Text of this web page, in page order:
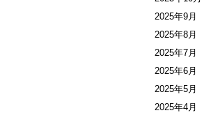
2025年9月
2025年8月
2025年7月
2025年6月
2025年5月
2025年4月